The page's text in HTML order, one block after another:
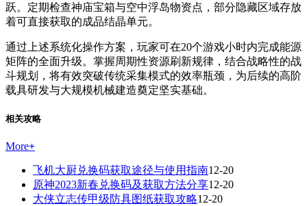
跃。定期检查神庙宝箱与空中浮岛物资点，部分隐藏区域存放
着可直接获取的成品结晶单元。
通过上述系统化操作方案，玩家可在20个游戏小时内完成能源
矩阵的全面升级。掌握周期性资源刷新规律，结合战略性的战
斗规划，将有效突破传统采集模式的效率瓶颈，为后续的高阶
载具研发与大规模机械建造奠定坚实基础。
相关攻略
More+
飞机大厨兑换码获取途径与使用指南12-20
原神2023新春兑换码及获取方法分享12-20
大侠立志传甲级防具图纸获取攻略12-20